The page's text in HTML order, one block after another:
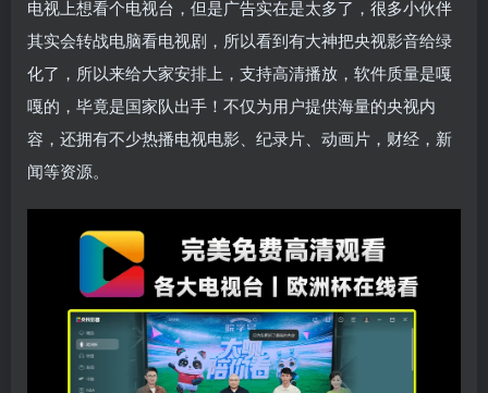
电视上想看个电视台，但是广告实在是太多了，很多小伙伴
其实会转战电脑看电视剧，所以看到有大神把央视影音给绿
化了，所以来给大家安排上，支持高清播放，软件质量是嘎
嘎的，毕竟是国家队出手！不仅为用户提供海量的央视内
容，还拥有不少热播电视电影、纪录片、动画片，财经，新
闻等资源。